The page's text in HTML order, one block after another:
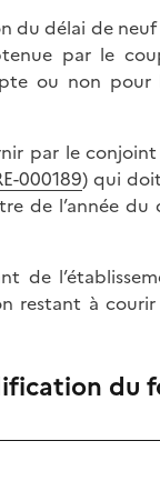
du délai de neuf
par le
ou non pour
par le
000189) qui
de l’année du
de
restant à
du